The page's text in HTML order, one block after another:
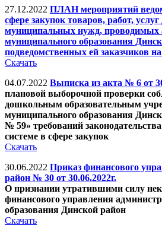
27.12.2022 ПЛАН мероприятий
сфере закупок товаров, работ,
муниципальных нужд, проводимых
муниципального образования
подведомственных ей заказчиков
Скачать
04.07.2022 Выписка из акта № 6 от
плановой выборочной проверки
дошкольным образовательным
муниципального образования
№ 59» требований
системе в сфере закупок
Скачать
30.06.2022 Приказ финансового
район № 30 от 30.06.2022г.
О признании утратившими силу
финансового управления
образования Динской район
Скачать